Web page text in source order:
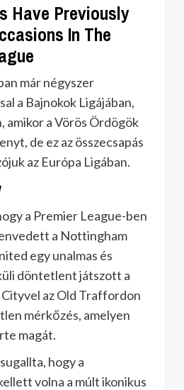
Have Previously
In The
már négyszer
a Bajnokok Ligájában,
amikor a Vörös Ördögök
de ez az összecsapás
az Európa Ligában.
a Premier League-ben
a Nottingham
egy unalmas és
döntetlent játszott a
az Old Traffordon
mérkőzés, amelyen
magát.
hogy a
volna a múlt ikonikus